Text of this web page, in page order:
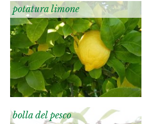
potatura limone
bolla del pesco